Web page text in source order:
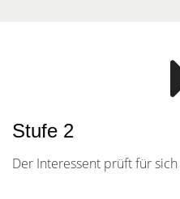
Stufe 2
Der Interessent prüft für sich